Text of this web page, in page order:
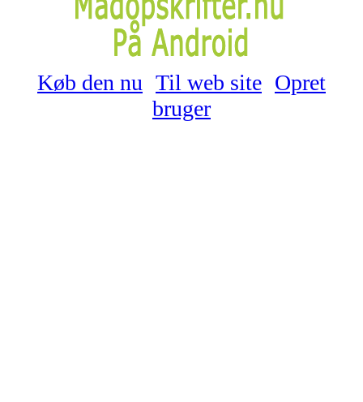
Køb den nu Til web site Opret
bruger